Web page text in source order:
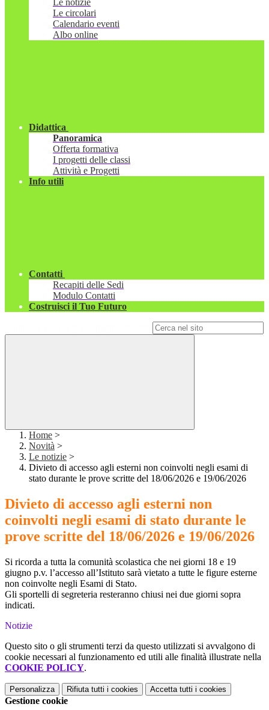
Le notizie
Le circolari
Calendario eventi
Albo online
Didattica
Panoramica
Offerta formativa
I progetti delle classi
Attività e Progetti
Info utili
Contatti
Recapiti delle Sedi
Modulo Contatti
Costruisci il Tuo Futuro
Home >
Novità >
Le notizie >
Divieto di accesso agli esterni non coinvolti negli esami di
stato durante le prove scritte del 18/06/2026 e 19/06/2026
Divieto di accesso agli esterni non
coinvolti negli esami di stato durante le
prove scritte del 18/06/2026 e 19/06/2026
Si ricorda a tutta la comunità scolastica che nei giorni 18 e 19
giugno p.v. l’accesso all’Istituto sarà vietato a tutte le figure esterne
non coinvolte negli Esami di Stato.
Gli sportelli di segreteria resteranno chiusi nei due giorni sopra
indicati.
Notizie
Questo sito o gli strumenti terzi da questo utilizzati si avvalgono di
cookie necessari al funzionamento ed utili alle finalità illustrate nella
COOKIE POLICY.
Personalizza Rifiuta tutti i cookies Accetta tutti i cookies
Gestione cookie